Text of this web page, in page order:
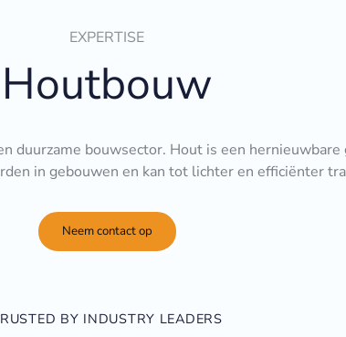
EXPERTISE
Houtbouw
bouwsector. Hout is een
in gebouwen en kan tot lichter en efficiënter
Neem contact op
BY INDUSTRY LEADERS